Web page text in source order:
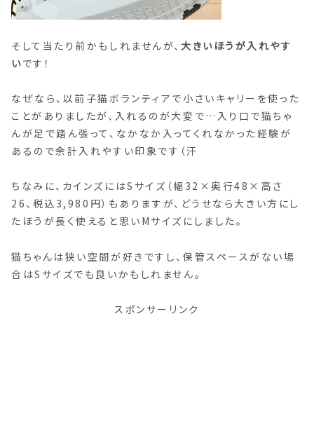
そして当たり前かもしれませんが、 大きいほうが入れやす
いです！
なぜなら、以前子猫ボランティアで小さいキャリーを使った
ことがありましたが、入れるのが大変で…入り口で猫ちゃ
んが足で踏ん張って、なかなか入ってくれなかった経験が
あるので余計入れやすい印象です（汗
ちなみに、カインズにはSサイズ（幅32×奥行48×高さ
26、税込3,980円）もありますが、どうせなら大きい方にし
たほうが長く使えると思いMサイズにしました。
猫ちゃんは狭い空間が好きですし、保管スペースがない場
合はSサイズでも良いかもしれません。
スポンサーリンク